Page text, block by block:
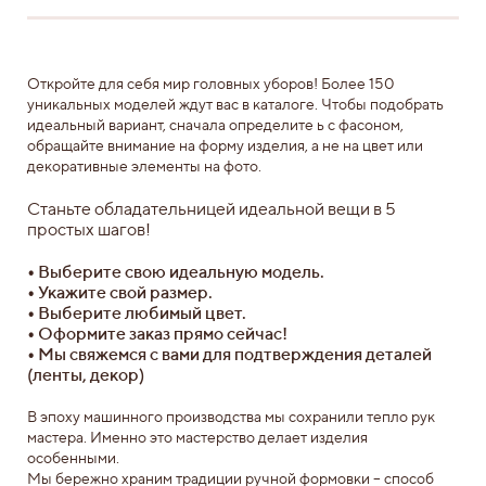
Откройте для себя мир головных уборов! Более 150
уникальных моделей ждут вас в каталоге. Чтобы подобрать
идеальный вариант, сначала определите ь с фасоном,
обращайте внимание на форму изделия, а не на цвет или
декоративные элементы на фото.
Станьте обладательницей идеальной вещи в 5
простых шагов!
• Выберите свою идеальную модель.
• Укажите свой размер.
• Выберите любимый цвет.
• Оформите заказ прямо сейчас!
• Мы свяжемся с вами для подтверждения деталей
(ленты, декор)
В эпоху машинного производства мы сохранили тепло рук
мастера. Именно это мастерство делает изделия
особенными.
Мы бережно храним традиции ручной формовки – способ